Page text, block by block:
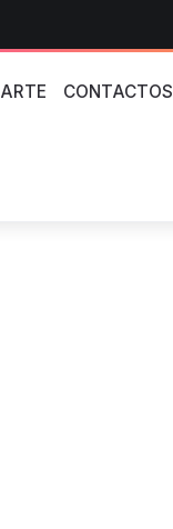
ARTE CONTACTOS